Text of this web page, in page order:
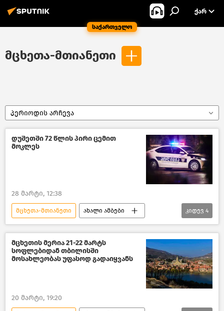
საქართველო
ᲥᲐᲠ
მცხეთა-მთიანეთი
პერიოდის არჩევა
დუშეთში 72 წლის პირი ცემით
მოკლეს
28 მარტი, 12:38
მცხეთა-მთიანეთი ახალი ამბები
საქართველო
შემთხვევები საქართველოში
შემთხვევები
საქართველოს შინაგან საქმეთა სამინისტრო
კიდევ 4
მცხეთის მერია 21-22 მარტს
სოფლებიდან თბილისში
მოსახლეობას უფასოდ გადაიყვანს
20 მარტი, 19:20